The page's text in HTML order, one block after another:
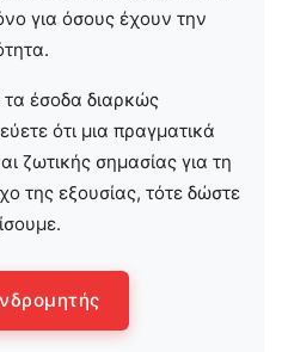
για όσους έχουν την
τα έσοδα διαρκώς
ότι μια πραγματικά
ζωτικής σημασίας για τη
της εξουσίας, τότε δώστε